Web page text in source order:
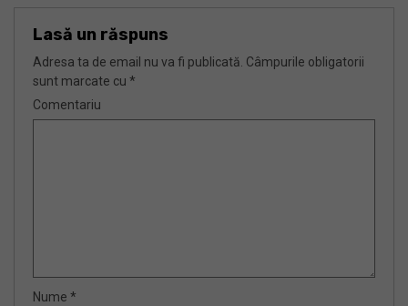
Lasă un răspuns
Adresa ta de email nu va fi publicată. Câmpurile obligatorii
sunt marcate cu *
Comentariu
Nume *